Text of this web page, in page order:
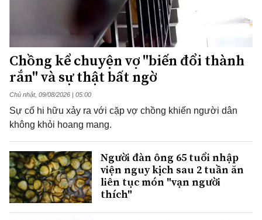
Chồng kể chuyện vợ "biến đổi thành
rắn" và sự thật bất ngờ
Chủ nhật, 09/08/2026 | 05:00
Sự cố hi hữu xảy ra với cặp vợ chồng khiến người dân
không khỏi hoang mang.
Người đàn ông 65 tuổi nhập
viện nguy kịch sau 2 tuần ăn
liên tục món "vạn người
thích"